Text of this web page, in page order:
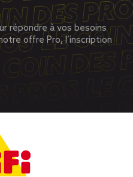
répondre à vos besoins
offre Pro, l’inscription